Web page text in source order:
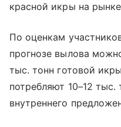
красной икры на
По оценкам
прогнозе вылова
тыс. тонн готовой
потребляют 10–12 тыс.
внутреннего